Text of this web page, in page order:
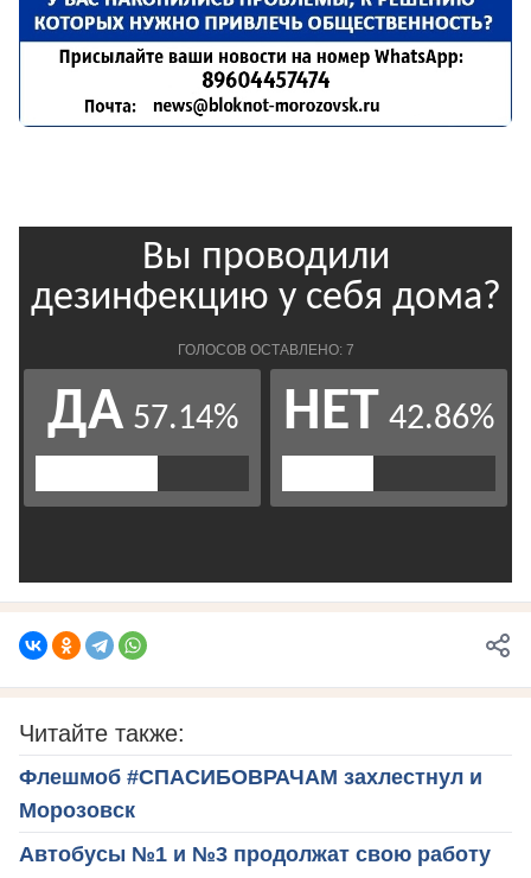
Читайте также:
Флешмоб #СПАСИБОВРАЧАМ захлестнул и
Морозовск
Автобусы №1 и №3 продолжат свою работу